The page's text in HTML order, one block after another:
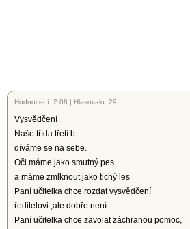
Hodnocení: 2.08 | Hlasovalo: 29
Vysvědčení
Naše třída třetí b
díváme se na sebe.
Oči máme jako smutný pes
a máme zmlknout jako tichý les
Paní učitelka chce rozdat vysvědčení
ředitelovi ,ale dobře není.
Paní učitelka chce zavolat záchranou pomoc,